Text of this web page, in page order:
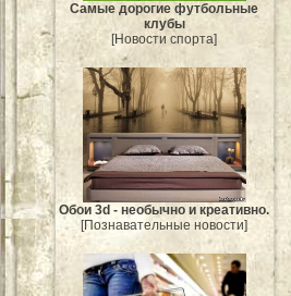
Самые дорогие футбольные
клубы
[Новости спорта]
Обои 3d - необычно и креативно.
[Познавательные новости]